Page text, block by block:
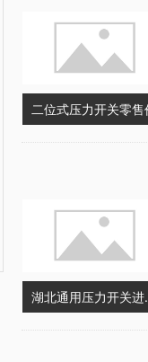
二位式压力开关零售
湖北